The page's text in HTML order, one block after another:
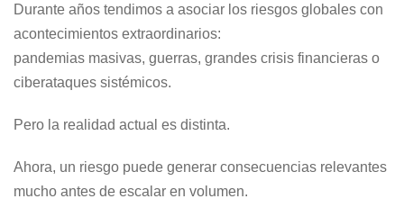
Durante años tendimos a asociar los riesgos globales con
acontecimientos extraordinarios:
pandemias masivas, guerras, grandes crisis financieras o
ciberataques sistémicos.
Pero la realidad actual es distinta.
Ahora, un riesgo puede generar consecuencias relevantes
mucho antes de escalar en volumen.